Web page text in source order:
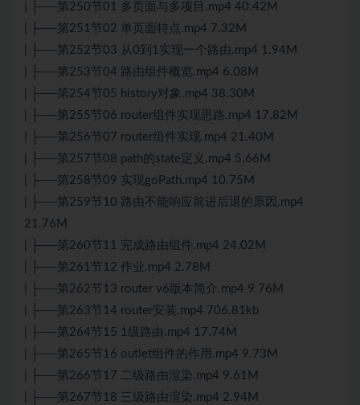
| ├──第250节01 多页面与多项目.mp4 40.42M
| ├──第251节02 单页面特点.mp4 7.32M
| ├──第252节03 从0到1实现一个路由.mp4 1.94M
| ├──第253节04 路由组件概览.mp4 6.08M
| ├──第254节05 history对象.mp4 38.30M
| ├──第255节06 router组件实现思路.mp4 17.82M
| ├──第256节07 router组件实现.mp4 21.40M
| ├──第257节08 path的state定义.mp4 5.66M
| ├──第258节09 实现goPath.mp4 10.75M
| ├──第259节10 路由不能响应前进后退的原因.mp4
21.76M
| ├──第260节11 完成路由组件.mp4 24.02M
| ├──第261节12 作业.mp4 2.78M
| ├──第262节13 router v6版本简介.mp4 9.76M
| ├──第263节14 router安装.mp4 706.81kb
| ├──第264节15 1级路由.mp4 17.74M
| ├──第265节16 outlet组件的作用.mp4 9.73M
| ├──第266节17 二级路由渲染.mp4 9.61M
| ├──第267节18 三级路由渲染.mp4 2.94M